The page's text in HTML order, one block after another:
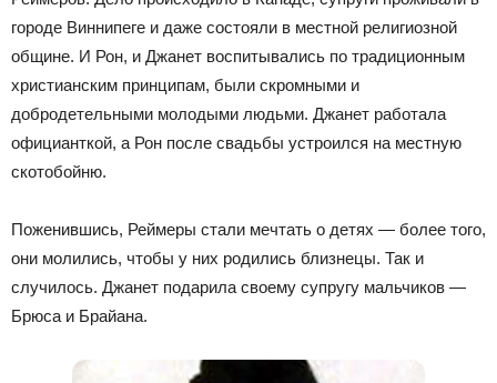
городе Виннипеге и даже состояли в местной религиозной
общине. И Рон, и Джанет воспитывались по традиционным
христианским принципам, были скромными и
добродетельными молодыми людьми. Джанет работала
официанткой, а Рон после свадьбы устроился на местную
скотобойню.
Поженившись, Реймеры стали мечтать о детях — более того,
они молились, чтобы у них родились близнецы. Так и
случилось. Джанет подарила своему супругу мальчиков —
Брюса и Брайана.